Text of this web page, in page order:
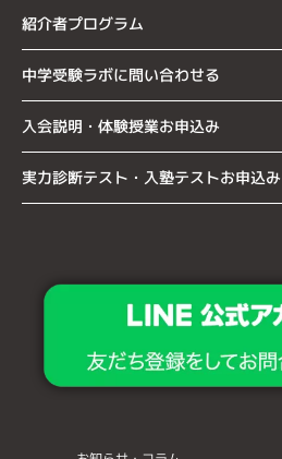
紹介者プログラム
中学受験ラボに問い合わせる
入会説明・体験授業お申込み
実力診断テスト・入塾テストお申込み